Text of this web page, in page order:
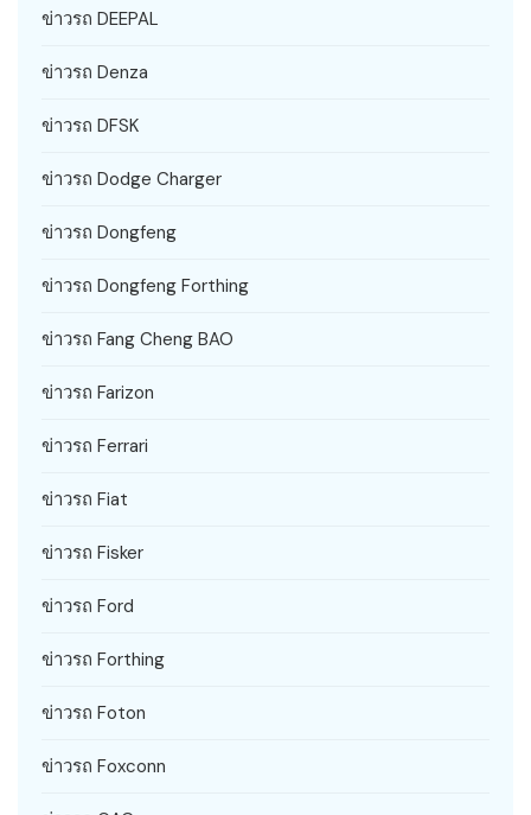
ข่าวรถ DEEPAL
ข่าวรถ Denza
ข่าวรถ DFSK
ข่าวรถ Dodge Charger
ข่าวรถ Dongfeng
ข่าวรถ Dongfeng Forthing
ข่าวรถ Fang Cheng BAO
ข่าวรถ Farizon
ข่าวรถ Ferrari
ข่าวรถ Fiat
ข่าวรถ Fisker
ข่าวรถ Ford
ข่าวรถ Forthing
ข่าวรถ Foton
ข่าวรถ Foxconn